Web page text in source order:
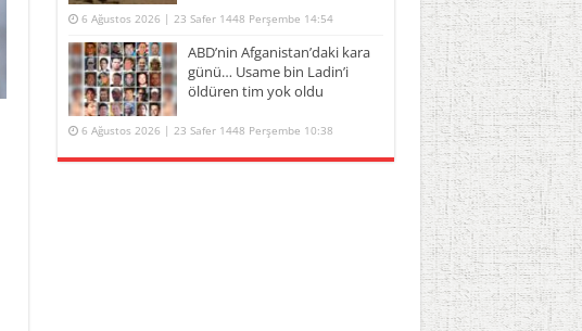
6 Ağustos 2026 | 23 Safer 1448 Perşembe 14:54
ABD’nin Afganistan’daki kara
günü… Usame bin Ladin’i
öldüren tim yok oldu
6 Ağustos 2026 | 23 Safer 1448 Perşembe 10:38